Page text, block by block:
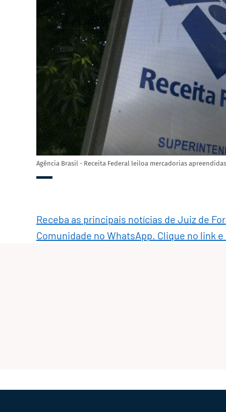
Agência Brasil - Receita Federal leiloa mercadorias
Receba as principais notícias de Juiz de
Comunidade no WhatsApp. Clique no link